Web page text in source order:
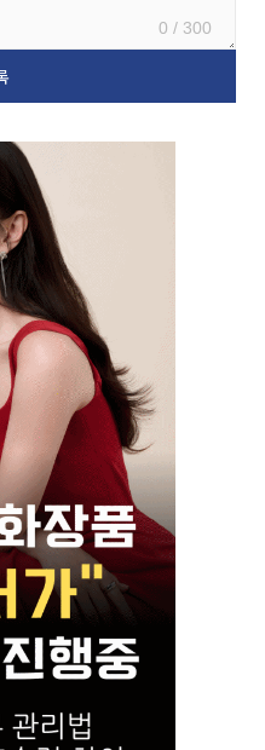
0 / 300